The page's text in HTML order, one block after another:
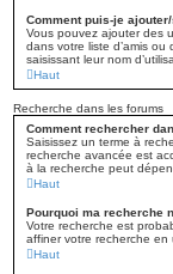
Comment puis-je
Vous pouvez ajouter des
dans votre liste d’amis
saisissant leur nom
Haut
Recherche dans les forums
Comment rechercher
Saisissez un terme à
recherche avancée est
à la recherche peut
Haut
Pourquoi ma recherche
Votre recherche est
affiner votre recherche en
Haut